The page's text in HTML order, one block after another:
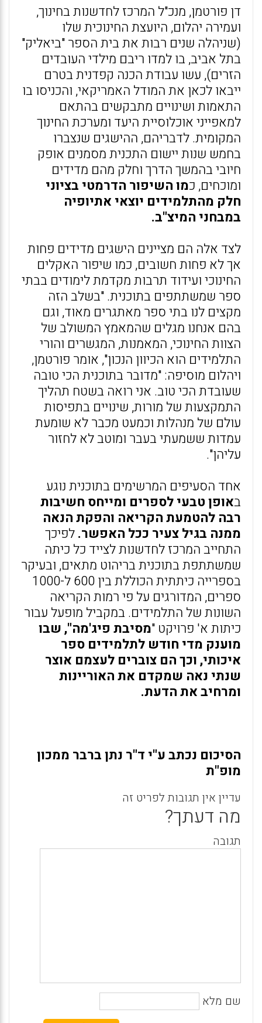
דן פורטמן, מנכ"ל המרכז לחדשנות בחינוך,
ועמירה יהלום, היועצת החינוכית שלו
(שניהלה שנים רבות את בית הספר "ביאליק"
בתל אביב, בו למדו ריבם מילדי העובדים
הזרים), עשו עבודת הכנה קפדנית בטרם
ייבאו לכאן את המודל האמריקאי, והכניסו בו
התאמות ושינויים מתבקשים בהתאם
למאפייני אוכלוסיית היעד ומערכת החינוך
המקומית. לדבריהם, ההישגים שנצברו
בחמש שנות יישום התכנית מסמנים אופק
חיובי בהמשך הדרך וחלק מהם מדידים
ומוכחים, כמו השיפור הדרמטי בציוני
חלק מהתלמידים יוצאי אתיופיה
במבחני המיצ"ב.
לצד אלה הם מציינים הישגים מדידים פחות
אך לא פחות חשובים, כמו שיפור האקלים
החינוכי ועידוד תרבות מקדמת לימודים בבתי
ספר שמשתתפים בתוכנית. "בשלב הזה
מקצים לנו בתי ספר מאתגרים מאוד, וגם
בהם אנחנו מגלים שהמאמץ המשולב של
הצוות החינוכי, המאמנות, המגשרים והורי
התלמידים הוא הכיוון הנכון", אומר פורטמן,
ויהלום מוסיפה: "מדובר בתוכנית הכי טובה
שעובדת הכי טוב. אני רואה בשטח תהליך
התמקצעות של מורות, שינויים בתפיסות
עולם של מנהלות וכמעט מכבר לא שומעת
עמדות ששמעתי בעבר ומוטב לא לחזור
עליהן".
אחד הסעיפים המרשימים בתוכנית נוגע
באופן טבעי לספרים ומייחס חשיבות
רבה להטמעת הקריאה והפקת הנאה
ממנה בגיל צעיר ככל האפשר.לפיכך
התחייב המרכז לחדשנות לצייד כל כיתה
שמשתתפת בתוכנית בריהוט מתאים, ובעיקר
בספרייה כיתתית הכוללת בין 600 ל-1000
ספרים, המדורגים על פי רמות הקריאה
השונות של התלמידים. במקביל מופעל עבור
כיתות א' פרויקט "מסיבת פיג'מה", שבו
מוענק מדי חודש לתלמידים ספר
איכותי, וכך הם צוברים לעצמם אוצר
שנתי נאה שמקדם את האוריינות
ומרחיב את הדעת.
הסיכום נכתב ע"י ד"ר נתן ברבר ממכון
מופ"ת
עדיין אין תגובות לפריט זה
מה דעתך?
תגובה
שם מלא